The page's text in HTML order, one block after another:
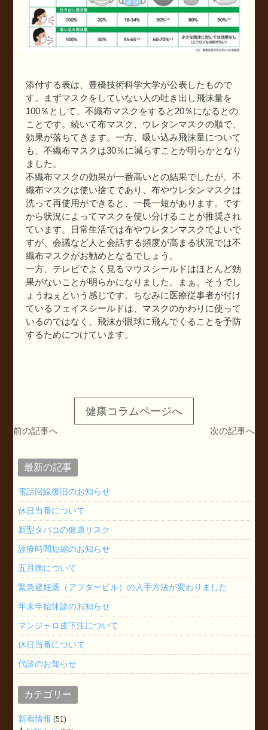
添付する表は、豊橋技術科学大学が公表したもので
す。まずマスクをしていない人の吐き出し飛沫量を
100％として、不織布マスクをすると20％になるとの
ことです。続いて布マスク、ウレタンマスクの順で、
効果が落ちてきます。一方、吸い込み飛沫量について
も、不織布マスクは30％に減らすことが明らかとなり
ました。
不織布マスクの効果が一番高いとの結果でしたが、不
織布マスクは使い捨てであり、布やウレタンマスクは
洗って再使用ができると、一長一短があります。です
から状況によってマスクを使い分けることが推奨され
ています。日常生活では布やウレタンマスクでよいで
すが、会議など人と会話する頻度が高まる状況では不
織布マスクがお勧めとなるでしょう。
一方、テレビでよく見るマウスシールドはほとんど効
果がないことが明らかになりました。まぁ、そうでし
ょうねぇという感じです。ちなみに医療従事者が付け
ているフェイスシールドは、マスクのかわりに使って
いるのではなく、飛沫が眼球に飛んでくることを予防
するためにつけています。
健康コラムページへ
前の記事へ 次の記事へ
最新の記事
電話回線復旧のお知らせ
休日当番について
新型タバコの健康リスク
診療時間短縮のお知らせ
五月病について
緊急避妊薬（アフターピル）の入手方法が変わりました
年末年始休診のお知らせ
マンジャロ皮下注について
休日当番について
代診のお知らせ
カテゴリー
新着情報 (51)